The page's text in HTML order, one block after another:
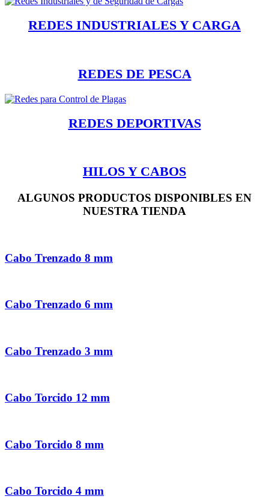
REDES INDUSTRIALES Y CARGA
REDES DE PESCA
REDES DEPORTIVAS
HILOS Y CABOS
ALGUNOS PRODUCTOS DISPONIBLES EN
NUESTRA TIENDA
Cabo Trenzado 8 mm
Cabo Trenzado 6 mm
Cabo Trenzado 3 mm
Cabo Torcido 12 mm
Cabo Torcido 8 mm
Cabo Torcido 4 mm